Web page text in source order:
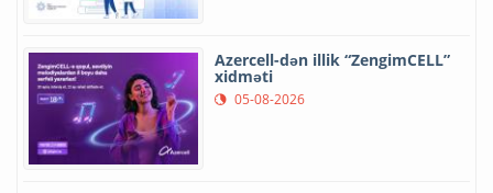
Azercell-dən illik “ZengimCELL”
xidməti
05-08-2026